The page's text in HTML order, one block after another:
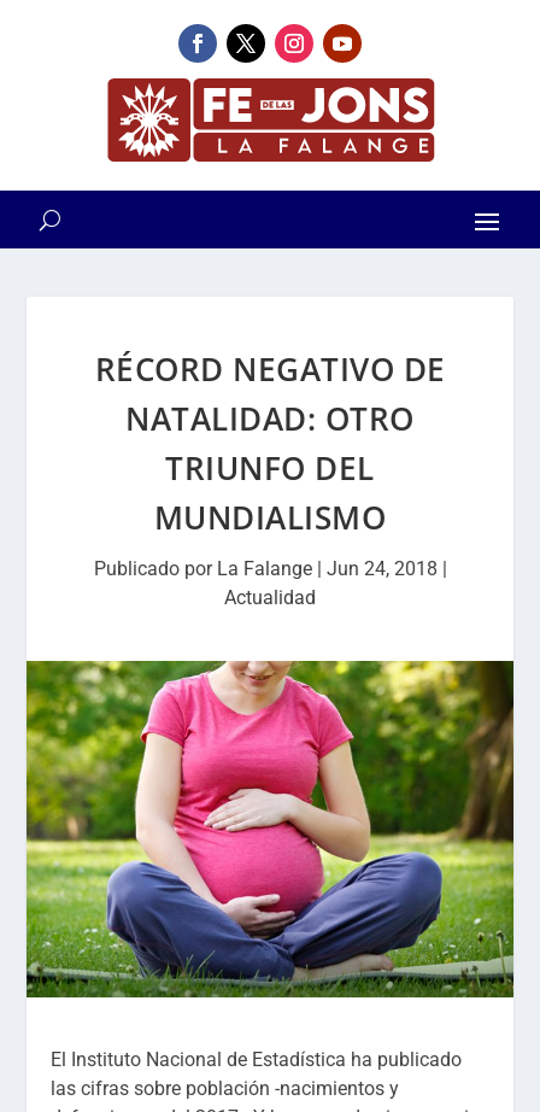
RÉCORD NEGATIVO DE
NATALIDAD: OTRO
TRIUNFO DEL
MUNDIALISMO
Publicado por La Falange| Jun 24, 2018 |
Actualidad
El Instituto Nacional de Estadística ha publicado
las cifras sobre población -nacimientos y